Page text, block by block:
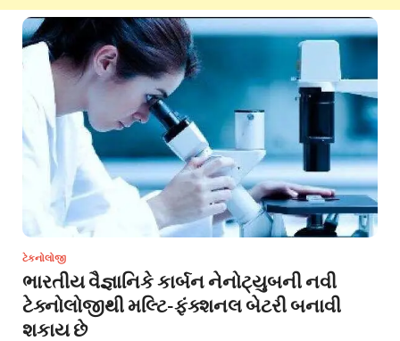
ટેકનોલોજી
ભારતીય વૈજ્ઞાનિકે કાર્બન નેનોટ્યુબની નવી
ટેક્નોલોજીથી મલ્ટિ-ફંક્શનલ બેટરી બનાવી
શકાય છે